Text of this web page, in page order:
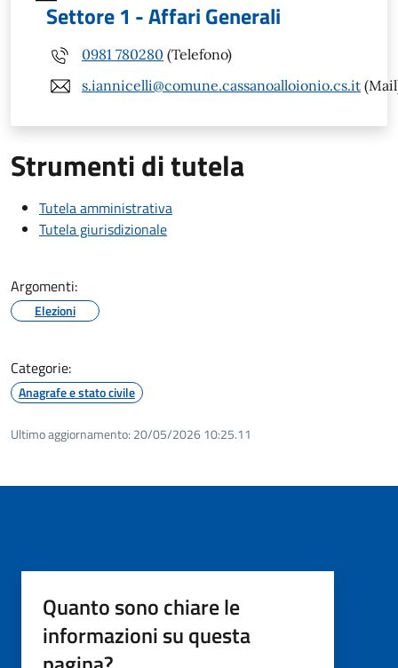
Settore 1 - Affari Generali
0981 780280 (Telefono)
s.iannicelli@comune.cassanoalloionio.cs.it
Strumenti di tutela
Tutela amministrativa
Tutela giurisdizionale
Argomenti:
Elezioni
Categorie:
Anagrafe e stato civile
Ultimo aggiornamento: 20/05/2026 10:25.11
Quanto sono chiare le
informazioni su questa